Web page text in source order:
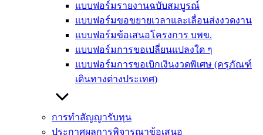
แบบฟอร์มรายงานฉบับสมบูรณ์
แบบฟอร์มขอขยายเวลาและเลื่อนส่งงวดงาน
แบบฟอร์มข้อเสนอโครงการ บพข.
แบบฟอร์มการขอเปลี่ยนแปลงใด ๆ
แบบฟอร์มการขอเบิกเงินงวดพิเศษ (ครุภัณฑ์
เดินทางต่างประเทศ)
การทำสัญญารับทุน
ประกาศผลการพิจารณาข้อเสนอ